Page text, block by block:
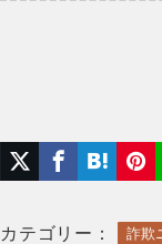
カテゴリー： 詐欺